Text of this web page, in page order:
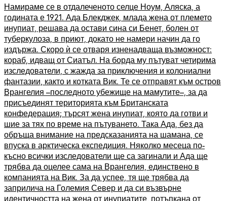
Намираме се в отдалеченото селце Ноум, Аляска, а
годината е 1921. Ада Блекджек, млада жена от племето
инупиат, решава да остави сина си Бенет, болен от
туберкулоза, в приют, докато не намери начин да го
издържа. Скоро ѝ се отваря изненадваща възможност:
кораб, идващ от Сиатъл. На борда му пътуват четирима
изследователи, с жажда за приключения и колониални
фантазии, както и котката Вик. Те се отправят към остров
Врангелия –последното убежище на мамутите–, за да
присъединят територията към Британската
конфедерация; търсят жена инупиат, която да готви и
шие за тях по време на пътуването. Така Ада, без да
обръща внимание на предсказанията на шамана, се
впуска в арктическа експедиция. Няколко месеца по-
късно всички изследователи ще са загинали и Ада ще
трябва да оцелее сама на Врангелия, единствено в
компанията на Вик. За да успее, тя ще трябва да
заприлича на Големия Север и да си възвърне
идентичността на жена от инупиатите, потъпкана от